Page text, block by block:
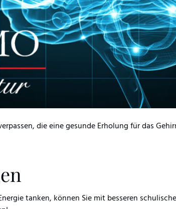
die eine gesunde Erholung für das
tanken, können Sie mit besseren